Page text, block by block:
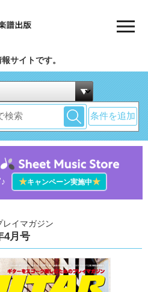
サイトです。
条件を追加
★キャンペーン実施中★
レイマガジン
4月号